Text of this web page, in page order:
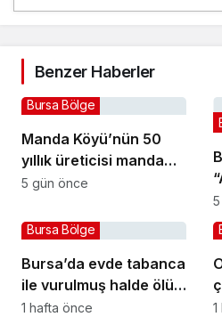
Benzer Haberler
Manda Köyü’nün 50
yıllık üreticisi manda
sucuğu ve yoğurduyla
Bursa Bölge
5 gün önce
Bursa’da evde tabanca
ile vurulmuş halde ölü
bulundu
Bursa Bölge
1 hafta önce